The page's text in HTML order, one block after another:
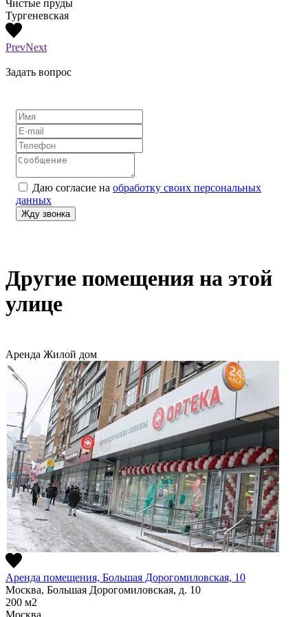
Чистые пруды
Тургеневская
PrevNext
Задать вопрос
Даю согласие на обработку своих персональных
данных
Другие помещения на этой
улице
Аренда Жилой дом
Аренда помещения, Большая Дорогомиловская, 10
Москва, Большая Дорогомиловская, д. 10
200 м2